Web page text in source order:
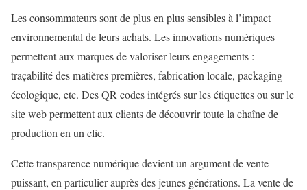
Les consommateurs sont de plus en plus sensibles à l’impact
environnemental de leurs achats. Les innovations numériques
permettent aux marques de valoriser leurs engagements :
traçabilité des matières premières, fabrication locale, packaging
écologique, etc. Des QR codes intégrés sur les étiquettes ou sur le
site web permettent aux clients de découvrir toute la chaîne de
production en un clic.
Cette transparence numérique devient un argument de vente
puissant, en particulier auprès des jeunes générations. La vente de